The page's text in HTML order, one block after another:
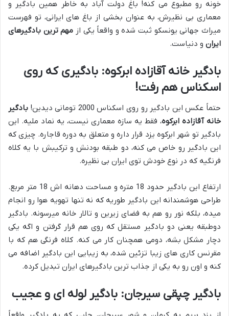
خونه رو مطبوع می کنه! باغ دولت آباد به خاطر همین بادگیر و
معماری بی نظیرش، به عنوان بخشی از باغ های ایرانی، تو فهرست
میراث جهانی یونسکو ثبت شده و واقعاً یکی از مهم ترین بادگیرهای
ایران و دنیاست.
بادگیر خانه آقازاده ابرکوه: بادگیری که روی
اسکناس هم رفت!
حتماً عکس این بادگیر رو روی اسکناس 2000 تومانی دیدین!
بادگیر
خانه آقازاده ابرکوه، فقط یه سازه معماری نیست، یه نماد ملیه. این
بادگیر تو شهر ابرکوه یزد قرار داره و متعلق به دوره قاجاره. چیزی که
این بادگیر رو خاص می کنه، دو طبقه بودنش و ترکیبش با یه کلاه
فرنگیه که در نوع خودش توی ایران بی نظیره.
ارتفاع این بادگیر حدود 18 متره و مساحت دهانه اش 18 متر مربع.
طراحی هوشمندانه این بادگیر طوریه که نه تنها تهویه هوا رو انجام
میده، بلکه نور رو هم به فضای زیرین و تالار خانه میرسونه. بادگیر
دوطبقه یعنی دو بادگیر مستقل که روی هم قرار گرفتن و اگه یکی
دچار مشکل بشه، دومی همچنان کار می کنه. کلاه فرنگی هم که با
مقرنس کاری های زیبا تزئین شده، به زیبایی این بادگیر اضافه می
کنه و اون رو به یکی از جذاب ترین بادگیرهای ایران تبدیل کرده.
بادگیر چپقی سیرجان: بادگیر لوله ای و عجیب